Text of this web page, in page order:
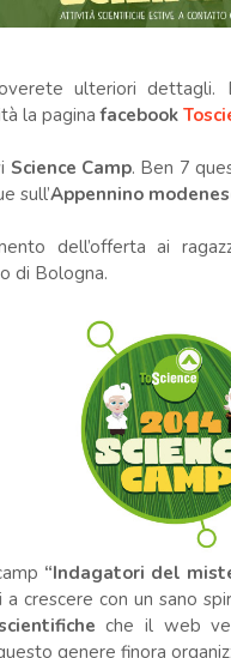
ulteriori dettagli.
la paginafacebook
Science Camp. Ben 7
sull’Appennino
dell’offerta ai
di Bologna.
“Indagatori del
a crescere con un sano
che il web
genere finora